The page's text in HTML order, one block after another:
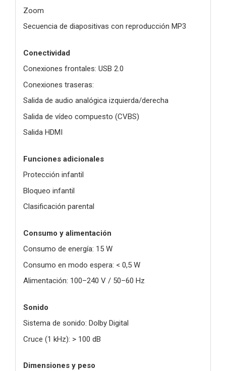
Zoom
Secuencia de diapositivas con reproducción MP3
Conectividad
Conexiones frontales: USB 2.0
Conexiones traseras:
Salida de audio analógica izquierda/derecha
Salida de vídeo compuesto (CVBS)
Salida HDMI
Funciones adicionales
Protección infantil
Bloqueo infantil
Clasificación parental
Consumo y alimentación
Consumo de energía: 15 W
Consumo en modo espera: < 0,5 W
Alimentación: 100–240 V / 50–60 Hz
Sonido
Sistema de sonido: Dolby Digital
Cruce (1 kHz): > 100 dB
Dimensiones y peso